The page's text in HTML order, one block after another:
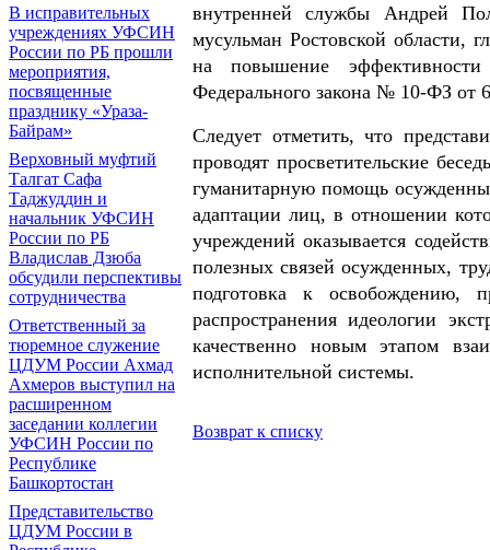
В исправительных
учреждениях УФСИН
России по РБ прошли
мероприятия,
посвященные
празднику «Ураза-
Байрам»
Верховный муфтий
Талгат Сафа
Таджуддин и
начальник УФСИН
России по РБ
Владислав Дзюба
обсудили перспективы
сотрудничества
Ответственный за
тюремное служение
ЦДУМ России Ахмад
Ахмеров выступил на
расширенном
заседании коллегии
УФСИН России по
Республике
Башкортостан
Представительство
ЦДУМ России в
внутренней службы Андрей
мусульман Ростовской области,
на повышение
Федерального закона № 10-ФЗ от
Следует отметить, что
проводят просветительские
гуманитарную помощь
адаптации лиц, в отношении
учреждений оказывается
полезных связей осужденных,
подготовка к освобождению,
распространения идеологии
качественно новым этапом
исполнительной системы.
Возврат к списку